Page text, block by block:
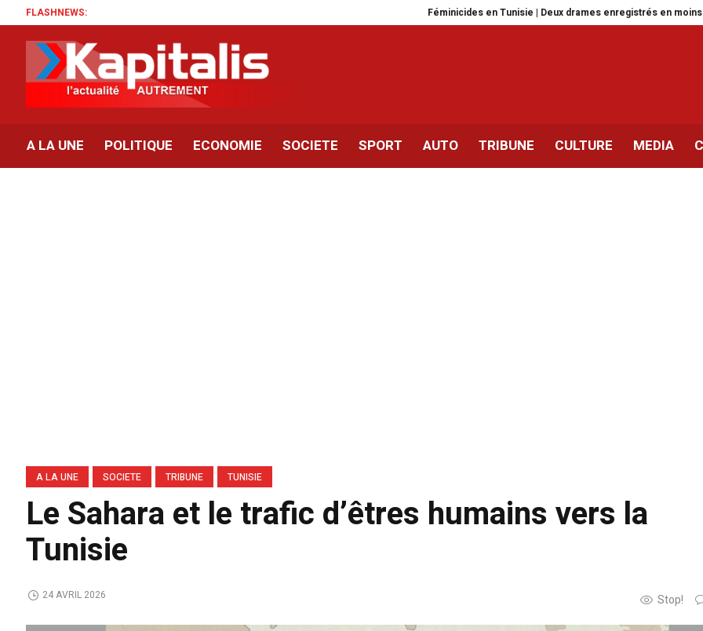
FLASHNEWS: Féminicides en Tunisie | Deux drames enregistrés en moins d’une
A LA UNE POLITIQUE ECONOMIE SOCIETE SPORT AUTO TRIBUNE CULTURE MEDIA
A LA UNE SOCIETE TRIBUNE TUNISIE
Le Sahara et le trafic d’êtres humains vers la
Tunisie
Stop!
24 AVRIL 2026